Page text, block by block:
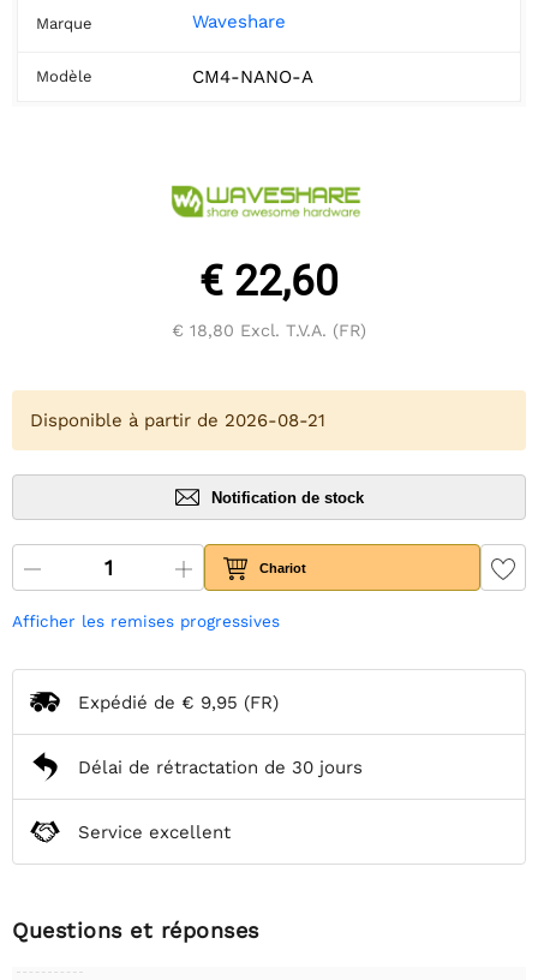
Marque Waveshare
Modèle CM4-NANO-A
€ 22,60
€ 18,80 Excl. T.V.A. (FR)
Disponible à partir de 2026-08-21
Notification de stock
Chariot
Afficher les remises progressives
Expédié de € 9,95 (FR)
Délai de rétractation de 30 jours
Service excellent
Questions et réponses